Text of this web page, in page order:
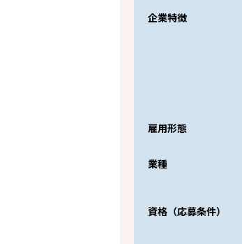
企業特徴
雇用形態
業種
資格（応募条件）